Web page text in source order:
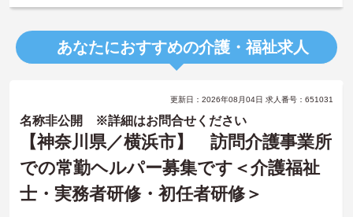
あなたにおすすめの介護・福祉求人
更新日：2026年08月04日 求人番号：651031
名称非公開 ※詳細はお問合せください
【神奈川県／横浜市】 訪問介護事業所
での常勤ヘルパー募集です＜介護福祉
士・実務者研修・初任者研修＞